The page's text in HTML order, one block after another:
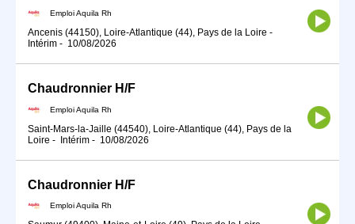
Emploi Aquila Rh
Ancenis (44150), Loire-Atlantique (44), Pays de la Loire -
Intérim - 10/08/2026
Chaudronnier H/F
Emploi Aquila Rh
Saint-Mars-la-Jaille (44540), Loire-Atlantique (44), Pays de la
Loire - Intérim - 10/08/2026
Chaudronnier H/F
Emploi Aquila Rh